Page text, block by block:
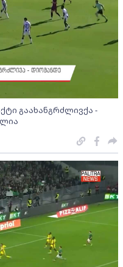
გაახანგრძლივქა -